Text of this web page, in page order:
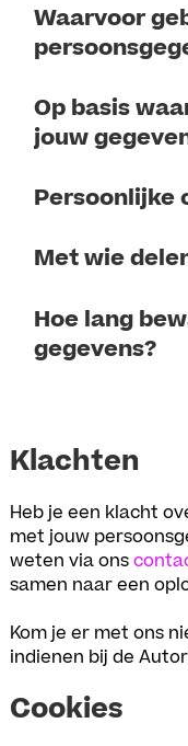
Waarvoor
Op basis
jouw
Persoonlijke
Met wie
Hoe lang
gegevens?
Klachten
Heb je een klacht
met jouw
weten via ons
samen naar een
Kom je er met ons
indienen bij de
Cookies